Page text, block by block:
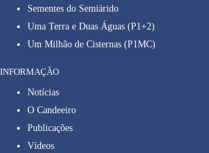
Sementes do Semiárido
Uma Terra e Duas Águas (P1+2)
Um Milhão de Cisternas (P1MC)
INFORMAÇÃO
Notícias
O Candeeiro
Publicações
Vídeos